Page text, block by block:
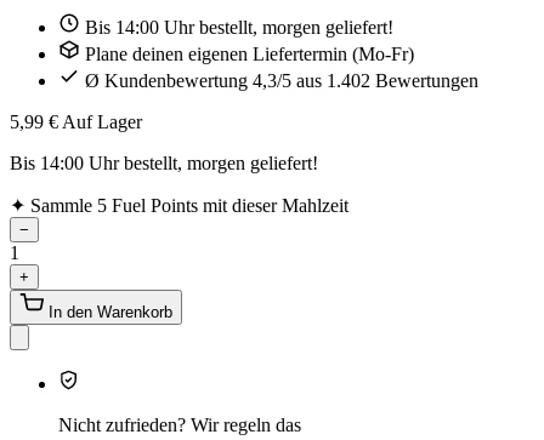
Bis 14:00 Uhr bestellt, morgen geliefert!
Plane deinen eigenen Liefertermin (Mo-Fr)
Ø Kundenbewertung 4,3/5 aus 1.402 Bewertungen
5,99 € Auf Lager
Bis 14:00 Uhr bestellt, morgen geliefert!
✦ Sammle 5 Fuel Points mit dieser Mahlzeit
−
1
+
In den Warenkorb
Nicht zufrieden? Wir regeln das